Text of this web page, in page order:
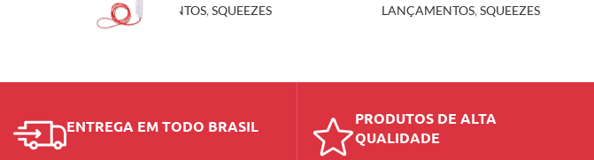
LANÇAMENTOS, SQUEEZES LANÇAMENTOS, SQUEEZES
ENTREGA EM TODO BRASIL
PRODUTOS DE ALTA
QUALIDADE